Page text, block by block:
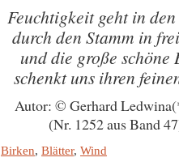
Feuchtigkeit geht in
durch den Stamm in
und die große schöne
schenkt uns ihren
Autor: © Gerhard
(Nr. 1252 aus Band
Birken, Blätter, Wind